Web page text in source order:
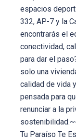
espacios
332, AP-7 y la
encontrarás el
conectividad,
para dar el
solo una
calidad de vida
pensada para
renunciar a la
Tu Paraíso Te